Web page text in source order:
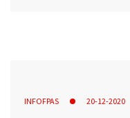
INFOFPAS 20-12-2020